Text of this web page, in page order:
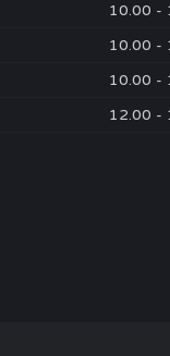
10.00 -
10.00 -
10.00 -
12.00 -